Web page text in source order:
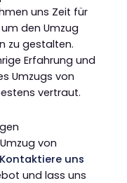
uns Zeit für
den Umzug
zu gestalten.
Erfahrung und
Umzugs von
vertraut.
von
Kontaktiere uns
und lass uns